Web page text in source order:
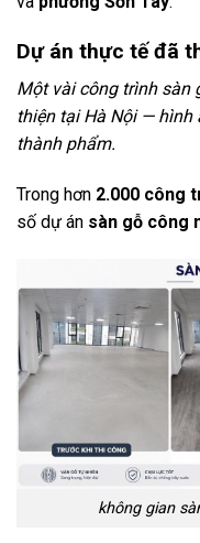
Dự án thực tế đã
Một vài công trình sàn
thiện tại Hà Nội — hình
thành phẩm.
Trong hơn 2.000 công
số dự án sàn gỗ công
không gian